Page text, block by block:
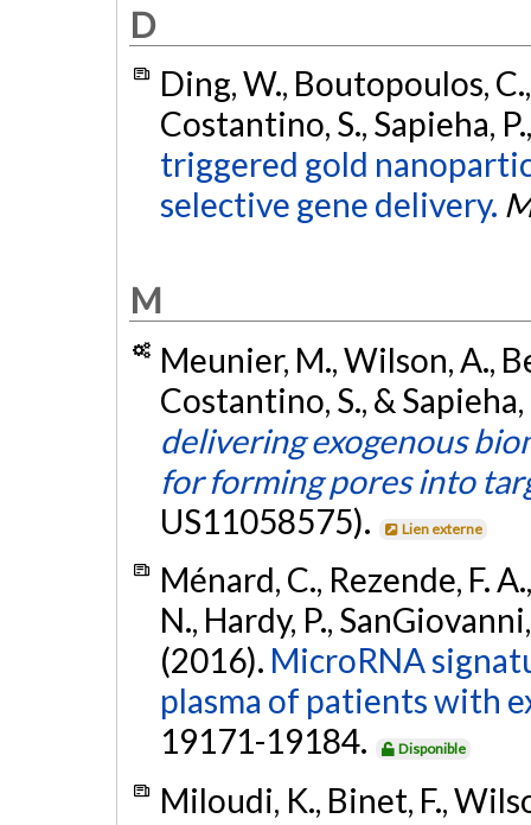
D
Ding, W., Boutopoulos,
Costantino, S., Sapieha,
triggered gold
selective gene delivery.
M
Meunier, M., Wilson, A.,
Costantino, S., &
delivering exogenous
for forming pores into
US11058575).
Lien externe
Ménard, C., Rezende, F.
N., Hardy, P.,
(2016). MicroRNA
plasma of patients with
19171-19184.
Disponible
Miloudi, K., Binet, F.,